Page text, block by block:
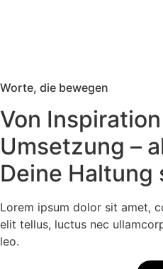
Worte, die bewegen
Von
Umsetzung –
Deine Haltung
Lorem ipsum dolor sit amet,
elit tellus, luctus nec
leo.